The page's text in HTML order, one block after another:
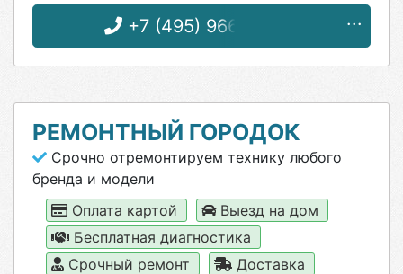
+7 (495) 966-23-45
РЕМОНТНЫЙ ГОРОДОК
Срочно отремонтируем технику любого
бренда и модели
Оплата картой
Выезд на дом
Бесплатная диагностика
Срочный ремонт
Доставка